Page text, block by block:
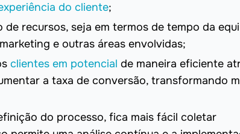
do cliente;
de recursos, seja em termos de tempo da
e outras áreas envolvidas;
clientes em potencial de maneira eficiente
a taxa de conversão, transformando
do processo, fica mais fácil coletar